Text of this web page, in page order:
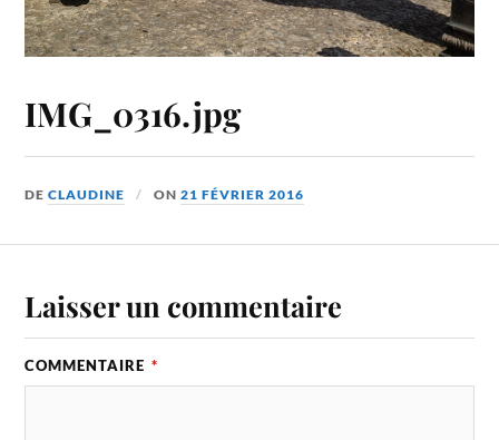
IMG_0316.jpg
DECLAUDINE ON21 FÉVRIER 2016
Laisser un commentaire
COMMENTAIRE *